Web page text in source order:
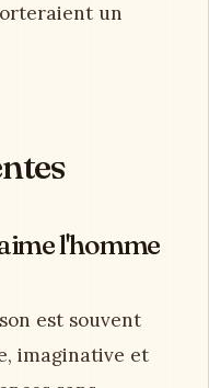
un
l'homme
est souvent
imaginative et